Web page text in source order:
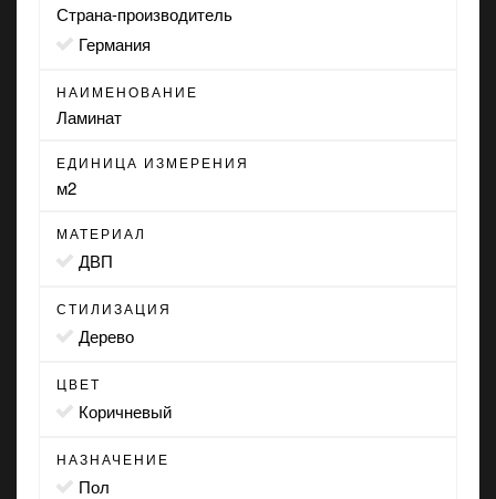
Страна-производитель
Германия
НАИМЕНОВАНИЕ
Ламинат
ЕДИНИЦА ИЗМЕРЕНИЯ
м2
МАТЕРИАЛ
ДВП
СТИЛИЗАЦИЯ
дерево
ЦВЕТ
коричневый
НАЗНАЧЕНИЕ
пол